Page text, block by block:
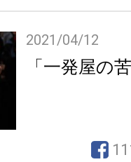
2021/04/12
「一発屋の